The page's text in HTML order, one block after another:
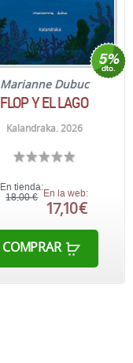
Marianne Dubuc
FLOP Y EL LAGO
Kalandraka. 2026
En tienda:
18,00 €
En la web:
17,10 €
COMPRAR